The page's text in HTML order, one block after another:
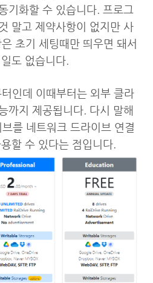
기화할 수 있습니다. 프로그
말고 제약사항이 없지만 사
초기 세팅때만 띄우면 돼서
도 없습니다.
인데 이때부터는 외부 클라
까지 제공됩니다. 다시 말해
를 네트워크 드라이브 연결
할 수 있다는 점입니다.